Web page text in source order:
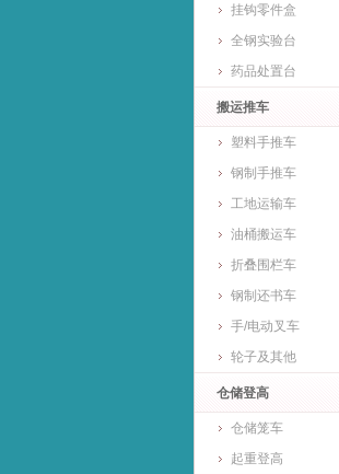
挂钩零件盒
全钢实验台
药品处置台
搬运推车
塑料手推车
钢制手推车
工地运输车
油桶搬运车
折叠围栏车
钢制还书车
手/电动叉车
轮子及其他
仓储登高
仓储笼车
起重登高